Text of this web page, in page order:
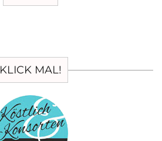
KLICK MAL!